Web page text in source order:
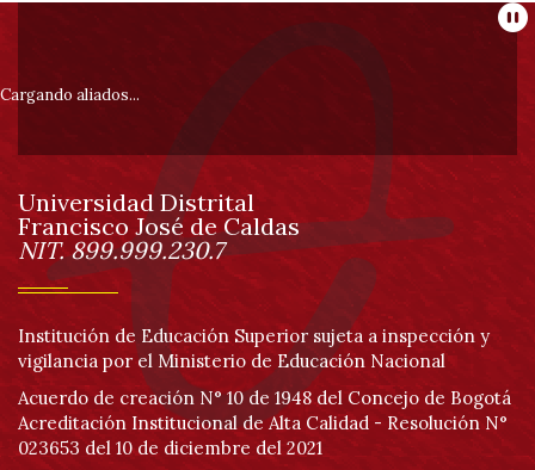
Información
pie
de
página
Cargando aliados...
Información
Universidad Distrital
Francisco José de Caldas
NIT. 899.999.230.7
Institución de Educación Superior sujeta a inspección y
vigilancia por el Ministerio de Educación Nacional
Acuerdo de creación N° 10 de 1948 del Concejo de Bogotá
Acreditación Institucional de Alta Calidad - Resolución N°
023653 del 10 de diciembre del 2021